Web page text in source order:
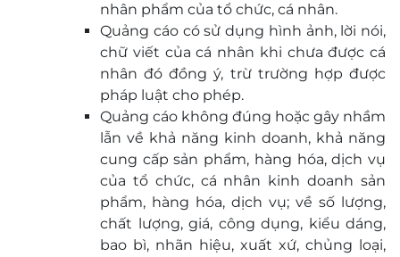
nhân phẩm của tổ chức, cá nhân.
Quảng cáo có sử dụng hình ảnh, lời nói,
chữ viết của cá nhân khi chưa được cá
nhân đó đồng ý, trừ trường hợp được
pháp luật cho phép.
Quảng cáo không đúng hoặc gây nhầm
lẫn về khả năng kinh doanh, khả năng
cung cấp sản phẩm, hàng hóa, dịch vụ
của tổ chức, cá nhân kinh doanh sản
phẩm, hàng hóa, dịch vụ; về số lượng,
chất lượng, giá, công dụng, kiểu dáng,
bao bì, nhãn hiệu, xuất xứ, chủng loại,